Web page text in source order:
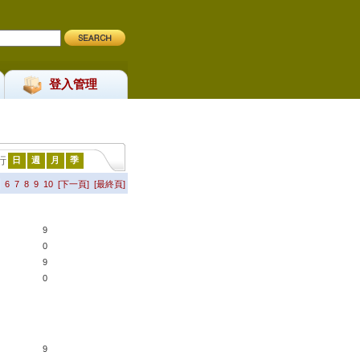
登入管理
日 週 月 季
6 7 8 9 10 [下一頁] [最終頁]
9
0
9
0
9